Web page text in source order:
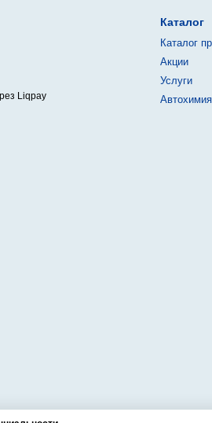
Каталог
Каталог
Акции
Услуги